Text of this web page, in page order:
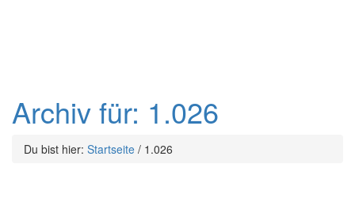
Archiv für: 1.026
Du bist hier: Startseite / 1.026